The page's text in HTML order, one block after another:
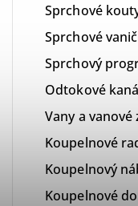
Sprchové
Sprchové
Sprchový
Odtokové
Vany a vanové
Koupelnové
Koupelnový
Koupelnové